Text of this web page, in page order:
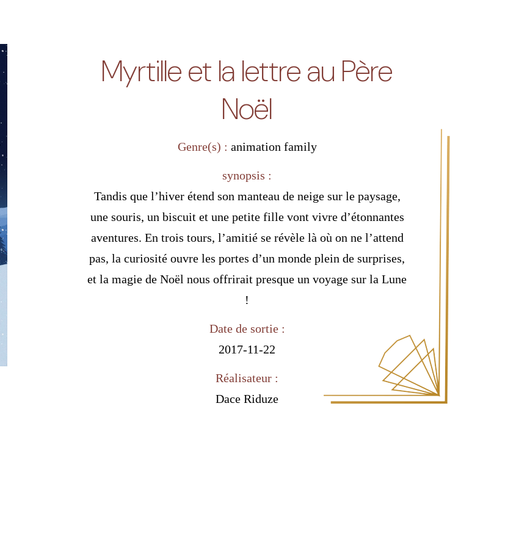
Myrtille et la lettre au Père
Noël
Genre(s) : animation family
synopsis :
Tandis que l’hiver étend son manteau de neige sur le paysage,
une souris, un biscuit et une petite fille vont vivre d’étonnantes
aventures. En trois tours, l’amitié se révèle là où on ne l’attend
pas, la curiosité ouvre les portes d’un monde plein de surprises,
et la magie de Noël nous offrirait presque un voyage sur la Lune
!
Date de sortie :
2017-11-22
Réalisateur :
Dace Riduze